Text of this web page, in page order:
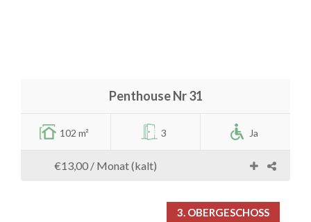
Penthouse Nr 31
102 m² 3 Ja
€13,00 / Monat (kalt)
3. OBERGESCHOSS